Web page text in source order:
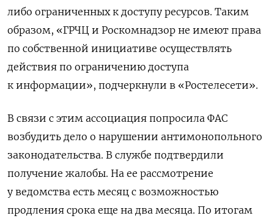
либо ограниченных к доступу ресурсов. Таким
образом, «ГРЧЦ и Роскомнадзор не имеют права
по собственной инициативе осуществлять
действия по ограничению доступа
к информации», подчеркнули в «Ростелесети».
В связи с этим ассоциация попросила ФАС
возбудить дело о нарушении антимонопольного
законодательства. В службе подтвердили
получение жалобы. На ее рассмотрение
у ведомства есть месяц с возможностью
продления срока еще на два месяца. По итогам